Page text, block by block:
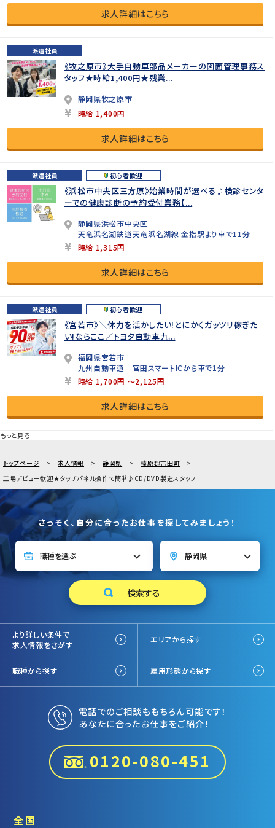
求人詳細はこちら
派遣社員
《牧之原市》大手自動車部品メーカーの図面管理事務ス
タッフ★時給1,400円★残業...
静岡県牧之原市
時給 1,400円
求人詳細はこちら
派遣社員 初心者歓迎
《浜松市中央区三方原》始業時間が選べる♪検診センタ
ーでの健康診断の予約受付業務【...
静岡県浜松市中央区
天竜浜名湖鉄道天竜浜名湖線 金指駅より車で11分
時給 1,315円
求人詳細はこちら
派遣社員 初心者歓迎
《宮若市》＼体力を活かしたい!とにかくガッツリ稼ぎた
い!ならここ／トヨタ自動車九...
福岡県宮若市
九州自動車道 宮田スマートICから車で1分
時給 1,700円 ～2,125円
求人詳細はこちら
もっと見る
トップページ 求人情報 静岡県
榛原郡吉田町
工場デビュー歓迎★タッチパネル操作で簡単♪CD/DVD製造スタッフ
さっそく、自分に合ったお仕事を探してみましょう！
より詳しい条件で
求人情報をさがす
エリアから探す
職種から探す 雇用形態から探す
電話でのご相談ももちろん可能です！
あなたに合ったお仕事をご紹介！
0120-080-451
全国